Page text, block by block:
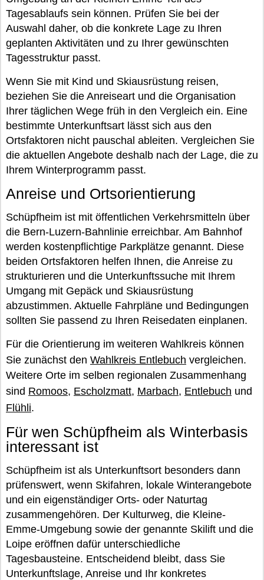
Tagesablaufs sein können. Prüfen Sie bei der
Auswahl daher, ob die konkrete Lage zu Ihren
geplanten Aktivitäten und zu Ihrer gewünschten
Tagesstruktur passt.
Wenn Sie mit Kind und Skiausrüstung reisen,
beziehen Sie die Anreiseart und die Organisation
Ihrer täglichen Wege früh in den Vergleich ein. Eine
bestimmte Unterkunftsart lässt sich aus den
Ortsfaktoren nicht pauschal ableiten. Vergleichen Sie
die aktuellen Angebote deshalb nach der Lage, die zu
Ihrem Winterprogramm passt.
Anreise und Ortsorientierung
Schüpfheim ist mit öffentlichen Verkehrsmitteln über
die Bern-Luzern-Bahnlinie erreichbar. Am Bahnhof
werden kostenpflichtige Parkplätze genannt. Diese
beiden Ortsfaktoren helfen Ihnen, die Anreise zu
strukturieren und die Unterkunftssuche mit Ihrem
Umgang mit Gepäck und Skiausrüstung
abzustimmen. Aktuelle Fahrpläne und Bedingungen
sollten Sie passend zu Ihren Reisedaten einplanen.
Für die Orientierung im weiteren Wahlkreis können
Sie zunächst den Wahlkreis Entlebuch vergleichen.
Weitere Orte im selben regionalen Zusammenhang
sind Romoos, Escholzmatt, Marbach, Entlebuch und
Flühli.
Für wen Schüpfheim als Winterbasis
interessant ist
Schüpfheim ist als Unterkunftsort besonders dann
prüfenswert, wenn Skifahren, lokale Winterangebote
und ein eigenständiger Orts- oder Naturtag
zusammengehören. Der Kulturweg, die Kleine-
Emme-Umgebung sowie der genannte Skilift und die
Loipe eröffnen dafür unterschiedliche
Tagesbausteine. Entscheidend bleibt, dass Sie
Unterkunftslage, Anreise und Ihr konkretes